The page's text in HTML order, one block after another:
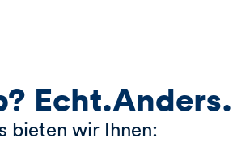
Echt.Anders.
bieten wir Ihnen: